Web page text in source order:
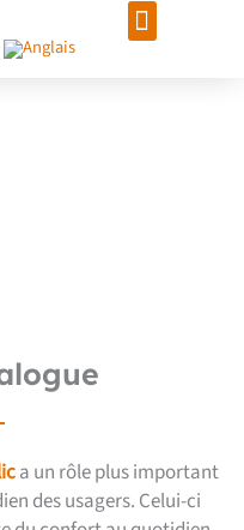
a un rôle plus important
des usagers. Celui-ci